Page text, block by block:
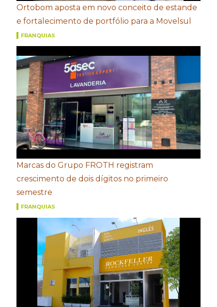
Ortobom aposta em novo conceito de estande
e fortalecimento de portfólio para a Movelsul
FRANQUIAS
Marcas do Grupo FROTH registram
crescimento de dois dígitos no primeiro
semestre
FRANQUIAS